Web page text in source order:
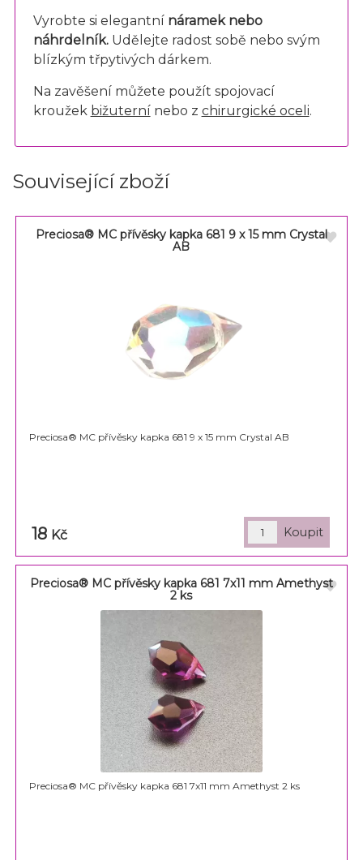
Vyrobte si elegantnínáramek nebo
náhrdelník. Udělejte radost sobě nebo svým
blízkým třpytivých dárkem.
Na zavěšení můžete použít spojovací
kroužek bižuterní nebo z chirurgické oceli.
Související zboží
Preciosa® MC přívěsky kapka 681 9 x 15 mm Crystal
AB
Preciosa® MC přívěsky kapka 681 9 x 15 mm Crystal AB
18 Kč
Preciosa® MC přívěsky kapka 681 7x11 mm Amethyst
2 ks
Preciosa® MC přívěsky kapka 681 7x11 mm Amethyst 2 ks